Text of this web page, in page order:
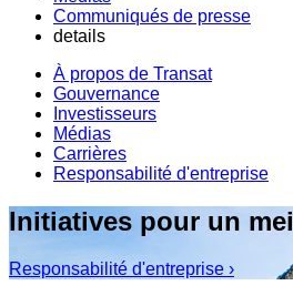
Communiqués de presse
details
À propos de Transat
Gouvernance
Investisseurs
Médias
Carrières
Responsabilité d'entreprise
Initiatives pour un
Responsabilité d'entreprise ›